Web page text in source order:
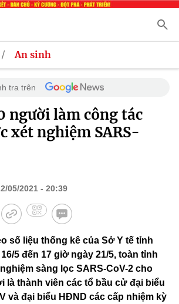
/ An sinh
tra trên
người làm công tác
xét nghiệm SARS-
05/2021 - 20:39
số liệu thống kê của Sở Y tế tỉnh
5 đến 17 giờ ngày 21/5, toàn tỉnh
sàng lọc SARS-CoV-2 cho
là thành viên các tổ bầu cử đại biểu
và đại biểu HĐND các cấp nhiệm kỳ